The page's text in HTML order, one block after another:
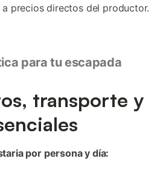
precios directos del productor.
para tu escapada
transporte y
por persona y día: